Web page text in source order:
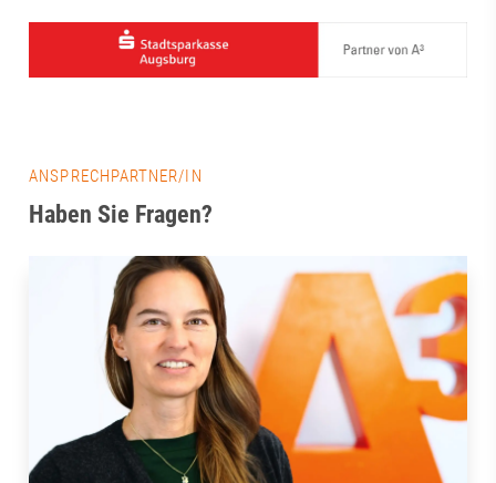
ANSPRECHPARTNER/IN
Haben Sie Fragen?